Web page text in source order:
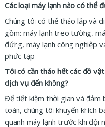
Các loại máy lạnh nào có thể
Chúng tôi có thể tháo lắp và
gồm: máy lạnh treo tường,
đứng, máy lạnh công nghiệp
phức tạp.
Tôi có cần tháo hết các đồ
dịch vụ đến không?
Để tiết kiệm thời gian và đảm
toàn, chúng tôi khuyến khích
quanh máy lạnh trước khi đội